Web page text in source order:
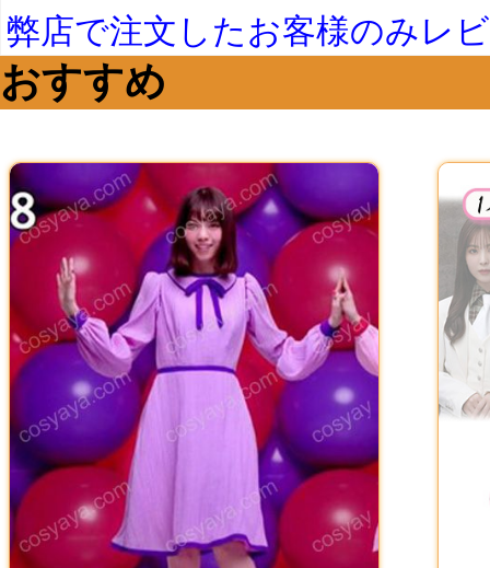
弊店で注文したお客様のみレ
おすすめ